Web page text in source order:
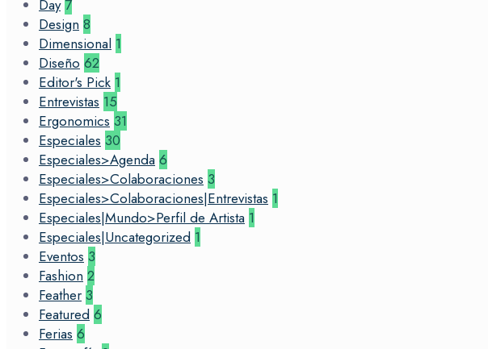
Day 7
Design 8
Dimensional 1
Diseño 62
Editor's Pick 1
Entrevistas 15
Ergonomics 31
Especiales 30
Especiales>Agenda 6
Especiales>Colaboraciones 3
Especiales>Colaboraciones|Entrevistas 1
Especiales|Mundo>Perfil de Artista 1
Especiales|Uncategorized 1
Eventos 3
Fashion 2
Feather 3
Featured 6
Ferias 6